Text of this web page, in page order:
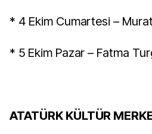
* 4 Ekim Cumartesi –
* 5 Ekim Pazar – Fatma
ATATÜRK KÜLTÜR